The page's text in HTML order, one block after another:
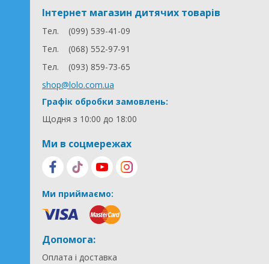
Інтернет магазин дитячих товарів
Тел.
(099) 539-41-09
Тел.
(068) 552-97-91
Тел.
(093) 859-73-65
shop@lolo.com.ua
Графік обробки замовлень:
Щодня з 10:00 до 18:00
Ми в соцмережах
Ми приймаємо:
Допомога:
Оплата і доставка